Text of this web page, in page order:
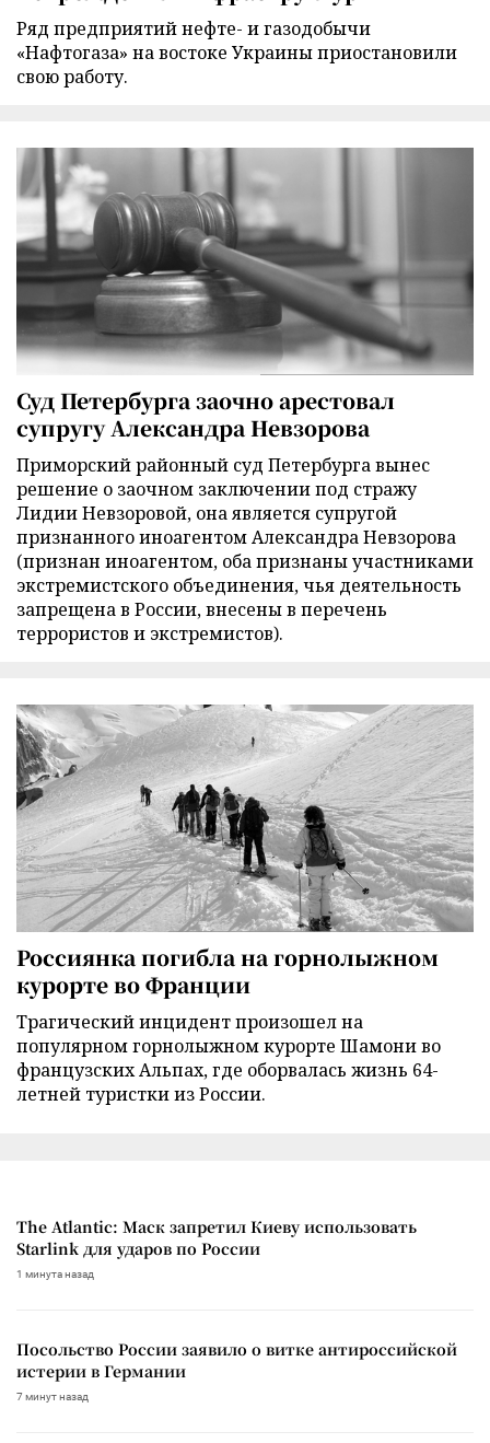
Ряд предприятий нефте- и газодобычи
«Нафтогаза» на востоке Украины приостановили
свою работу.
Суд Петербурга заочно арестовал
супругу Александра Невзорова
Приморский районный суд Петербурга вынес
решение о заочном заключении под стражу
Лидии Невзоровой, она является супругой
признанного иноагентом Александра Невзорова
(признан иноагентом, оба признаны участниками
экстремистского объединения, чья деятельность
запрещена в России, внесены в перечень
террористов и экстремистов).
Россиянка погибла на горнолыжном
курорте во Франции
Трагический инцидент произошел на
популярном горнолыжном курорте Шамони во
французских Альпах, где оборвалась жизнь 64-
летней туристки из России.
The Atlantic: Маск запретил Киеву использовать
Starlink для ударов по России
1 минута назад
Посольство России заявило о витке антироссийской
истерии в Германии
7 минут назад